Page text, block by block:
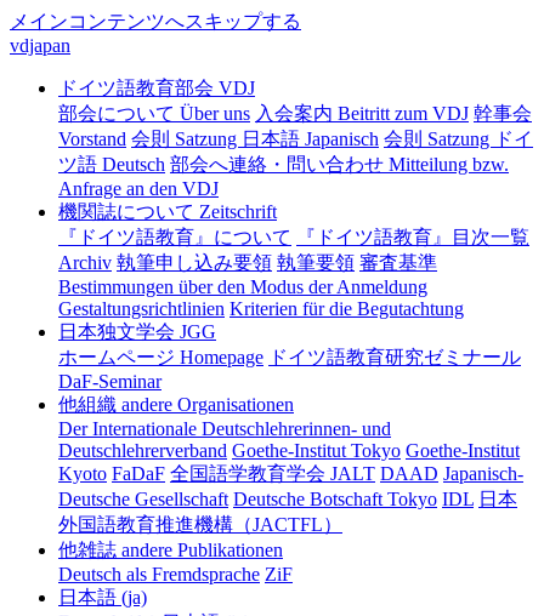
メインコンテンツへスキップする
vdjapan
ドイツ語教育部会 VDJ
部会について Über uns 入会案内 Beitritt zum VDJ 幹事会
Vorstand 会則 Satzung 日本語 Japanisch 会則 Satzung ドイ
ツ語 Deutsch 部会へ連絡・問い合わせ Mitteilung bzw.
Anfrage an den VDJ
機関誌について Zeitschrift
『ドイツ語教育』について
『ドイツ語教育』目次一覧
Archiv 執筆申し込み要領 執筆要領 審査基準
Bestimmungen über den Modus der Anmeldung
Gestaltungsrichtlinien Kriterien für die Begutachtung
日本独文学会 JGG
ホームページ Homepage ドイツ語教育研究ゼミナール
DaF-Seminar
他組織 andere Organisationen
Der Internationale Deutschlehrerinnen- und
Deutschlehrerverband Goethe-Institut Tokyo Goethe-Institut
Kyoto FaDaF 全国語学教育学会 JALT DAAD Japanisch-
Deutsche Gesellschaft Deutsche Botschaft Tokyo IDL 日本
外国語教育推進機構（JACTFL）
他雑誌 andere Publikationen
Deutsch als Fremdsprache ZiF
日本語 ‎(ja)‎